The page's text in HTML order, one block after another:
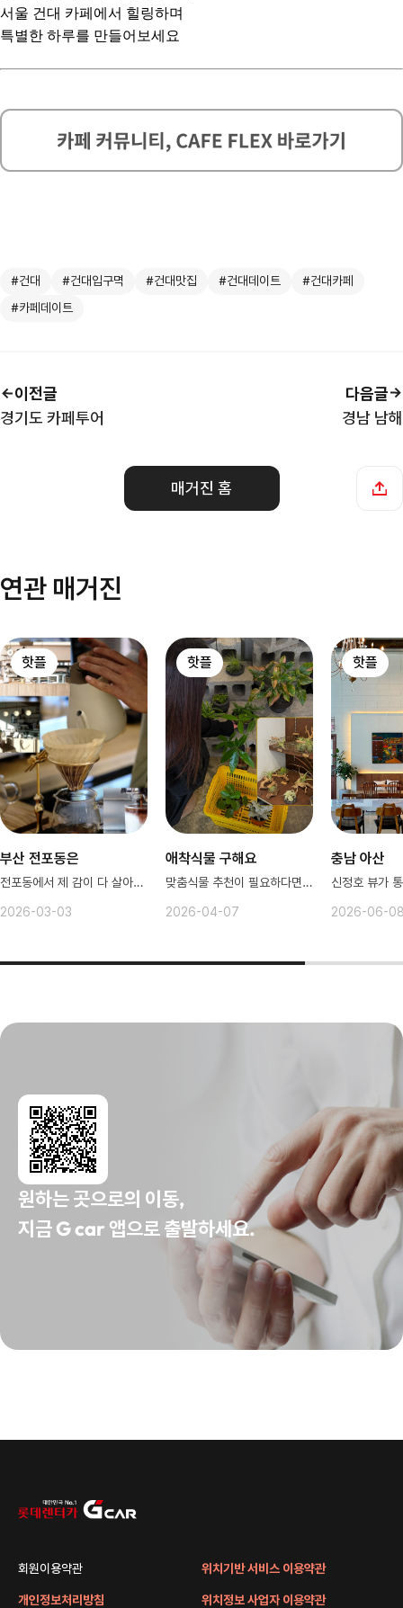
서울 건대 카페에서 힐링하며
특별한 하루를 만들어보세요
#건대 #건대입구멱 #건대맛집 #건대데이트
#건대카페
#카페데이트
이전글
경기도 카페투어
경남 남해
다음글
매거진 홈
연관 매거진
핫플
부산 전포동은
전포동에서 제 감이 다 살아왔다구요!
2026-03-03
핫플
애착식물 구해요
맞춤식물 추천이 필요하다면? 여기로
2026-04-07
핫플
충남 아산
2026-06-
원하는 곳으로의 이동,
지금 G car 앱으로 출발하세요.
회원이용약관
개인정보처리방침
위치기반 서비스 이용약관
위치정보 사업자 이용약관